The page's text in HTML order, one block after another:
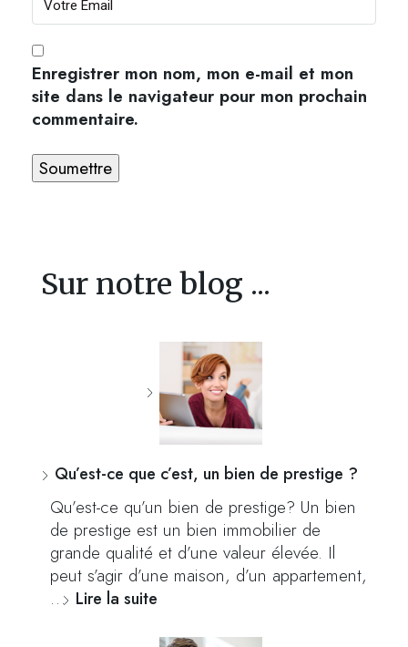
Enregistrer mon nom, mon e-mail et mon
site dans le navigateur pour mon prochain
commentaire.
Sur notre blog ...
Qu’est-ce que c’est, un bien de prestige ?
Qu’est-ce qu’un bien de prestige? Un bien
de prestige est un bien immobilier de
grande qualité et d’une valeur élevée. Il
peut s’agir d’une maison, d’un appartement,
… Lire la suite